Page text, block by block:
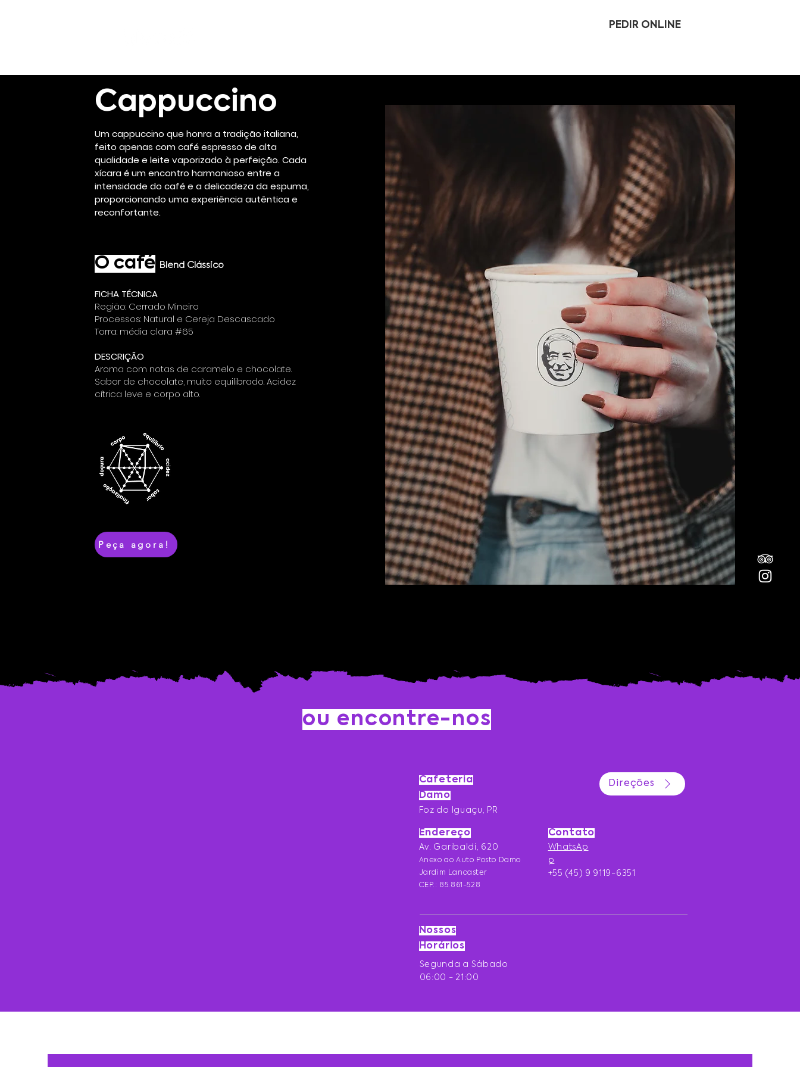
PEDIR ONLINE
Cappuccino
Um cappuccino que honra a tradição italiana,
feito apenas com café espresso de alta
qualidade e leite vaporizado à perfeição. Cada
xícara é um encontro harmonioso entre a
intensidade do café e a delicadeza da espuma,
proporcionando uma experiência autêntica e
reconfortante.
O café Blend Clássico
FICHA TÉCNICA
Região: Cerrado Mineiro
Processos: Natural e Cereja Descascado
Torra: média clara #65
DESCRIÇÃO
Aroma com notas de caramelo e chocolate.
Sabor de chocolate, muito equilibrado. Acidez
cítrica leve e corpo alto.
Peça agora!
ou encontre-nos
Cafeteria
Damo
Foz do Iguaçu, PR
Endereço
Av. Garibaldi, 620
Anexo ao Auto Posto Damo
Jardim Lancaster
CEP.: 85.861-528
Direções
Contato
WhatsAp
p
+55 (45) 9 9119-6351
Nossos
Horários
Segunda a Sábado
06:00 - 21:00